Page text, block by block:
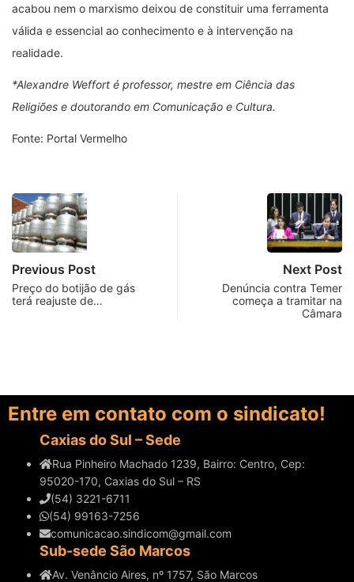
acabou nem o marxismo deixou de constituir uma ferramenta
válida e essencial ao conhecimento e à intervenção na
realidade.
*Alexandre Weffort é professor, mestre em Ciência das
Religiões e doutorando em Comunicação e Cultura.
Fonte: Portal Vermelho
Previous Post
Preço do botijão de gás
terá reajuste de…
Next Post
Denúncia contra Temer
começa a tramitar na
Câmara
Entre em contato com o sindicato!
Caxias do Sul – Sede
Rua Pinheiro Machado 1239, Bairro: Centro, Cep:
95020-170, Caxias do Sul – RS
(54) 3221-6711
(54) 99163-7256
comunicacao.sindicom@gmail.com
Sub-sede São Marcos
Av. Venâncio Aires, nº 1757, São Marcos